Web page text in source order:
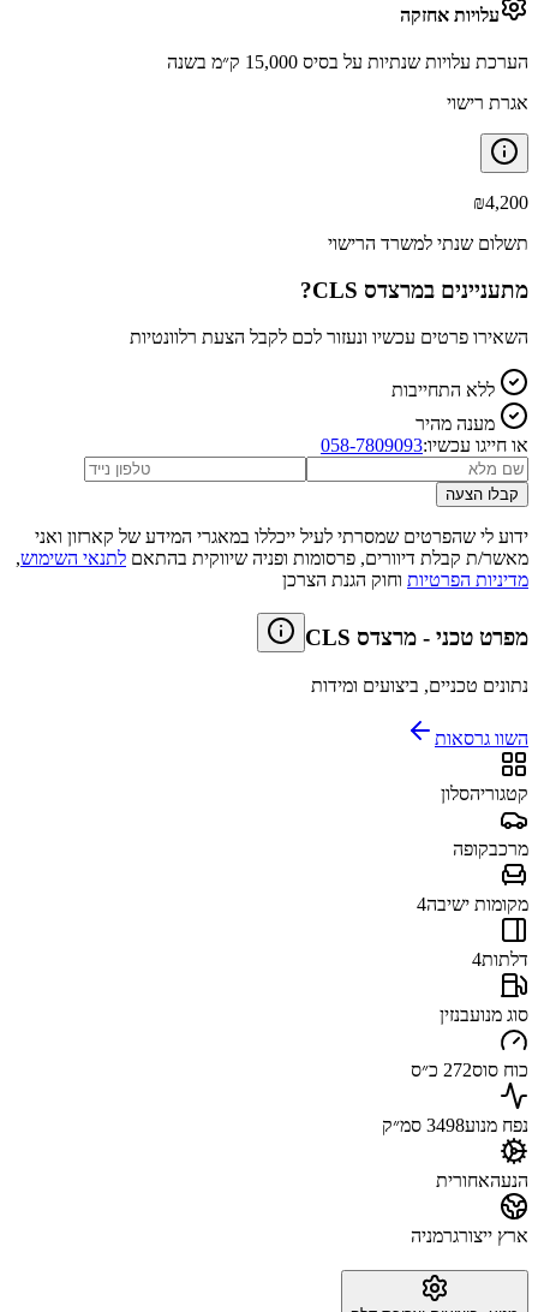
עלויות אחזקה
הערכת עלויות שנתיות על בסיס 15,000 ק״מ בשנה
אגרת רישוי
₪4,200
תשלום שנתי למשרד הרישוי
מתעניינים במרצדס CLS ?
השאירו פרטים עכשיו ונעזור לכם לקבל הצעת רלוונטיות
ללא התחייבות
מענה מהיר
או חייגו עכשיו:058-7809093
קבלו הצעה
ידוע לי שהפרטים שמסרתי לעיל ייכללו במאגרי המידע של קארזון ואני
מאשר/ת קבלת דיוורים, פרסומות ופניה שיווקית בהתאם לתנאי השימוש,
מדיניות הפרטיות וחוק הגנת הצרכן
מפרט טכני - מרצדס CLS
נתונים טכניים, ביצועים ומידות
השוו גרסאות
קטגוריהסלון
מרכבקופה
מקומות ישיבה4
דלתות4
סוג מנועבנזין
כוח סוס272 כ״ס
נפח מנוע3498 סמ״ק
הנעהאחורית
ארץ ייצורגרמניה